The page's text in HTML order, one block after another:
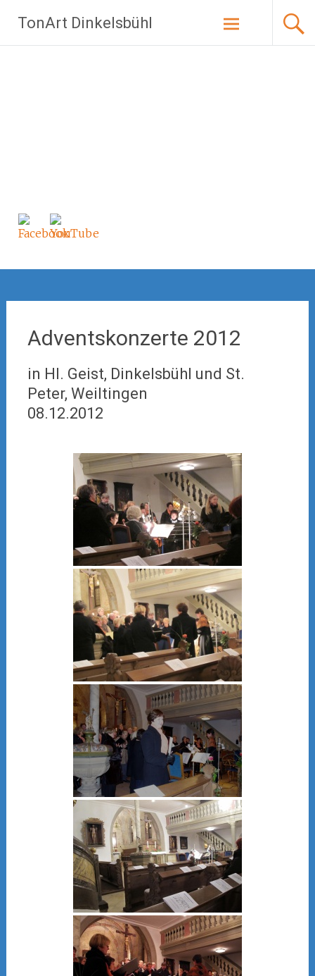
Inhalt
springen
TonArt Dinkelsbühl
Adventskonzerte 2012
in Hl. Geist, Dinkelsbühl und St.
Peter, Weiltingen
08.12.2012